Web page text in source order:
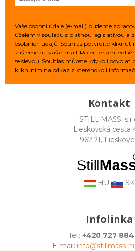
Vaše osobní údaje (e‑mail) budeme
účelem v souladu s platnou legislativou a
osobních údajů. Souhlas potvrdíte
zašleme na váš e‑mail. Po potvrzení
se slevou. Souhlas můžete kdykoli odvolat
kliknutím na odkaz z kteréhokoli
Kontakt
STILL MASS,
Lieskovská cesta
962 21,
HU SK
Infolinka
Tel.: +420 727
E-mail: info@stillmass-